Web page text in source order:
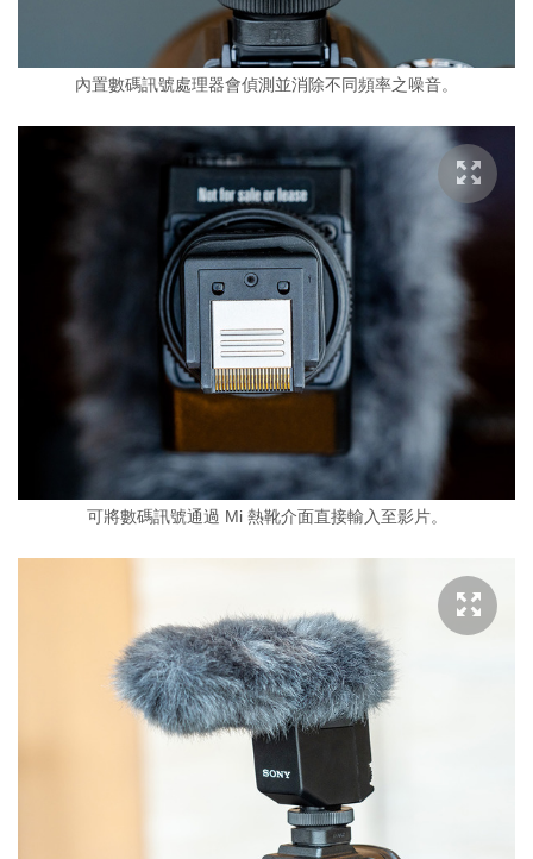
內置數碼訊號處理器會偵測並消除不同頻率之噪音。
可將數碼訊號通過 Mi 熱靴介面直接輸入至影片。